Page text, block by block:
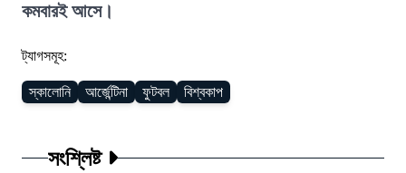
কমবারই আসে।
ট্যাগসমূহ:
স্কালোনি আর্জেন্টিনা ফুটবল বিশ্বকাপ
সংশ্লিষ্ট